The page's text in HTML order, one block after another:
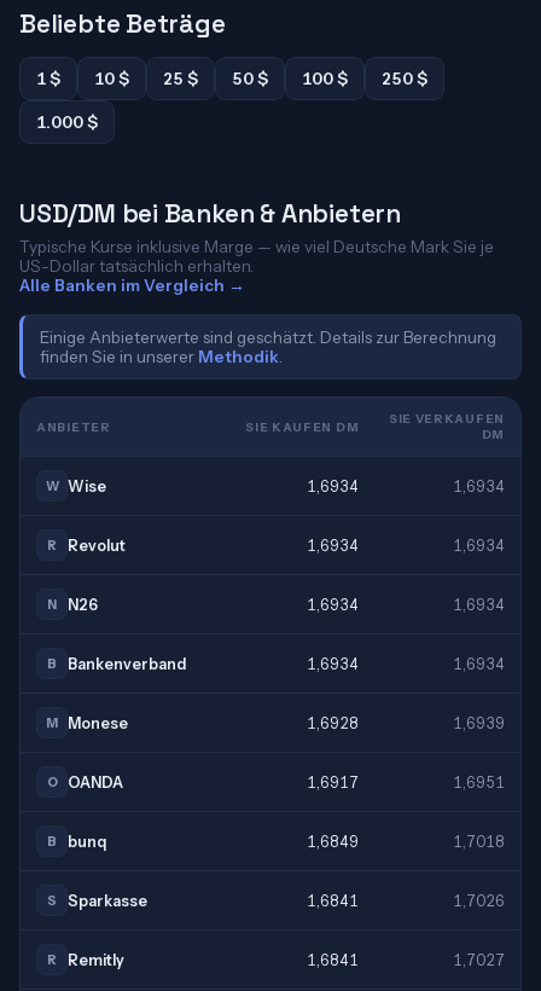
Beliebte Beträge
1 $ 10 $ 25 $ 50 $ 100 $
250 $
1.000 $
USD/DM bei Banken & Anbietern
Typische Kurse inklusive Marge — wie viel Deutsche Mark Sie je
US-Dollar tatsächlich erhalten.
Alle Banken im Vergleich →
Einige Anbieterwerte sind geschätzt. Details zur Berechnung
finden Sie in unserer Methodik
ANBIETER SIE KAUFEN DM
SIE VERKAUFEN
DM
W Wise 1,6934 1,6934
R Revolut 1,6934 1,6934
N N26 1,6934 1,6934
B Bankenverband 1,6934 1,6934
M Monese 1,6928 1,6939
O OANDA 1,6917 1,6951
B bunq 1,6849 1,7018
S Sparkasse 1,6841 1,7026
R Remitly 1,6841 1,7027